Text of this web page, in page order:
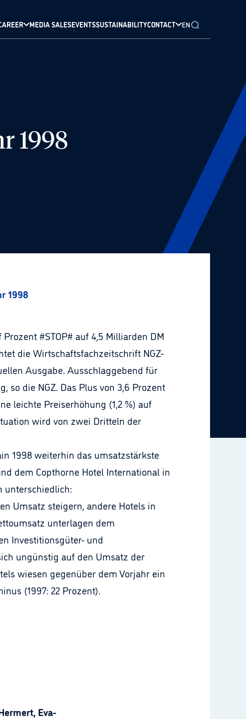
MEDIA SALESEVENTSSUSTAINABILITYCONTACT EN
1998
1998
#STOP# auf 4,5 Milliarden DM
die Wirtschaftsfachzeitschrift NGZ-
Ausgabe. Ausschlaggebend für
so die NGZ. Das Plus von 3,6 Prozent
leichte Preiserhöhung (1,2 %) auf
wird von zwei Dritteln der
1998 weiterhin das umsatzstärkste
dem Copthorne Hotel International in
unterschiedlich:
Umsatz steigern, andere Hotels in
unterlagen dem
Investitionsgüter- und
ungünstig auf den Umsatz der
wiesen gegenüber dem Vorjahr ein
(1997: 22 Prozent).
Eva-